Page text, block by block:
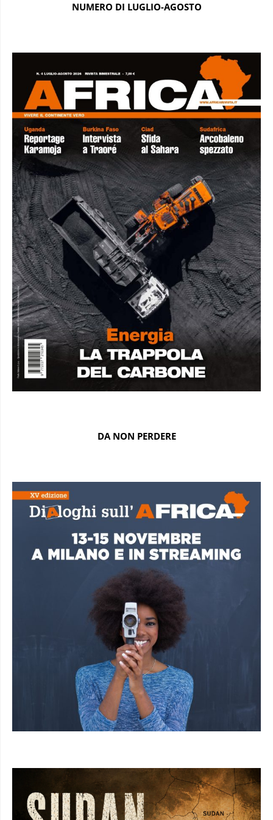
NUMERO DI LUGLIO-AGOSTO
DA NON PERDERE